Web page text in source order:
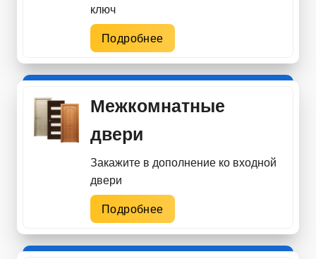
ключ
Подробнее
Межкомнатные
двери
Закажите в дополнение ко входной
двери
Подробнее